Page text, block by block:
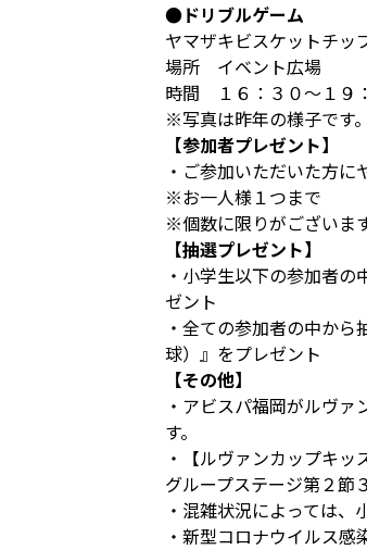
●ドリブルゲーム
ヤマザキビスケットチッ
場所 イベント広場
時間 １６：３０～１９
※写真は昨年の様子です。
【参加者プレゼント】
・ご参加いただいた方
※お一人様１つまで
※個数に限りがございま
【抽選プレゼント】
・小学生以下の参加者
ゼント
・全ての参加者の中か
球）』をプレゼント
【その他】
・アビスパ福岡がルヴ
す。
・【ルヴァンカップキ
グループステージ第２節
・混雑状況によっては、
・新型コロナウイルス